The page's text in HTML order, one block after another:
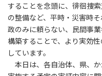
することを念頭に、徘徊捜
の整備など、平時・災害時
政のみに頼らない、民間事
構築することで、より実効
しています。
本日は、各自治体、県、